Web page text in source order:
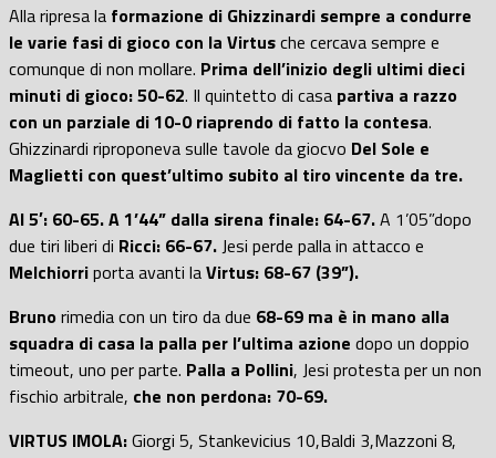
Alla ripresa la formazione di Ghizzinardi sempre a condurre
le varie fasi di gioco con la Virtusche cercava sempre e
comunque di non mollare. Prima dell’inizio degli ultimi dieci
minuti di gioco: 50-62. Il quintetto di casa partiva a razzo
con un parziale di 10-0 riaprendo di fatto la contesa.
Ghizzinardi riproponeva sulle tavole da giocvo Del Sole e
Maglietti con quest’ultimo subito al tiro vincente da tre.
Al 5′: 60-65. A 1’44” dalla sirena finale: 64-67.A 1’05”dopo
due tiri liberi di Ricci: 66-67. Jesi perde palla in attacco e
Melchiorriporta avanti laVirtus: 68-67 (39”).
Brunorimedia con un tiro da due 68-69 ma è in mano alla
squadra di casa la palla per l’ultima azione dopo un doppio
timeout, uno per parte. Palla a Pollini, Jesi protesta per un non
fischio arbitrale, che non perdona: 70-69.
VIRTUS IMOLA:Giorgi 5, Stankevicius 10,Baldi 3,Mazzoni 8,